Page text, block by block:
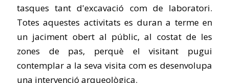
tasques tant d'excavació com de laboratori.
Totes aquestes activitats es duran a terme en
un jaciment obert al públic, al costat de les
zones de pas, perquè el visitant pugui
contemplar a la seva visita com es desenvolupa
una intervenció arqueològica.